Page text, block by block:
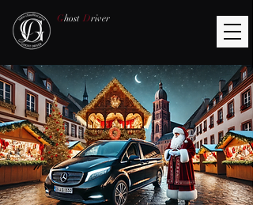
Ghost Driver